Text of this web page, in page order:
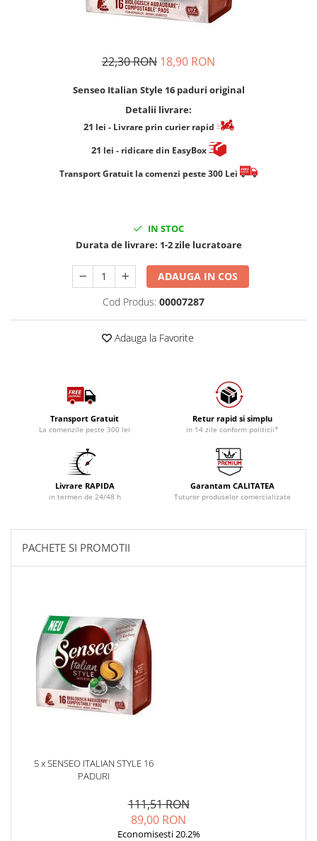
Cafea Solubila
22,30 RON 18,90 RON
Senseo Italian Style 16 paduri original
Detalii livrare:
21 lei - Livrare prin curier rapid
21 lei - ridicare din EasyBox
​​​​​​Transport Gratuit la comenzi peste 300 Lei
IN STOC
Durata de livrare: 1-2 zile lucratoare
ADAUGA IN COS
Cod Produs: 00007287
Adauga la Favorite
Transport Gratuit
La comenzile peste 300 lei
Retur rapid si simplu
in 14 zile conform politicii*
Livrare RAPIDA
in termen de 24/48 h
Garantam CALITATEA
Tuturor produselor comercializate
PACHETE SI PROMOTII
5 x SENSEO ITALIAN STYLE 16
PADURI
111,51 RON
89,00 RON
Economisesti 20.2%